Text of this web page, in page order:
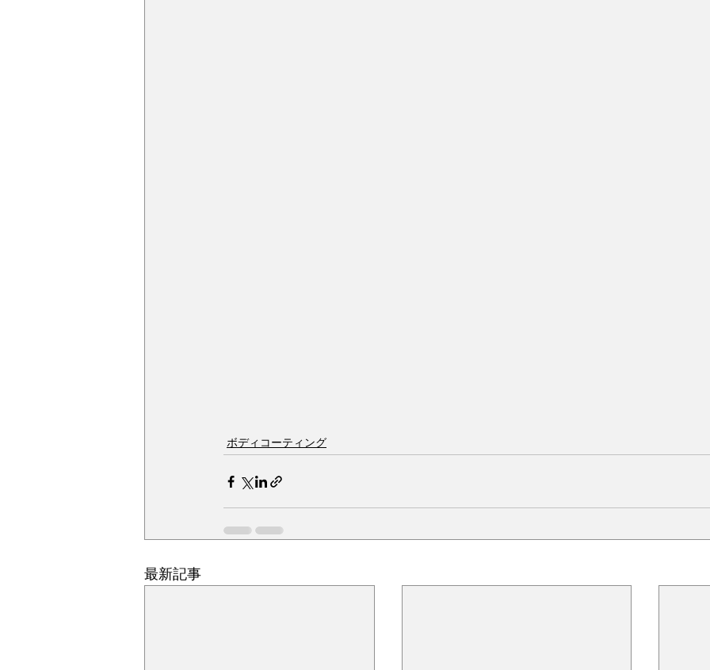
ボディコーティング
最新記事